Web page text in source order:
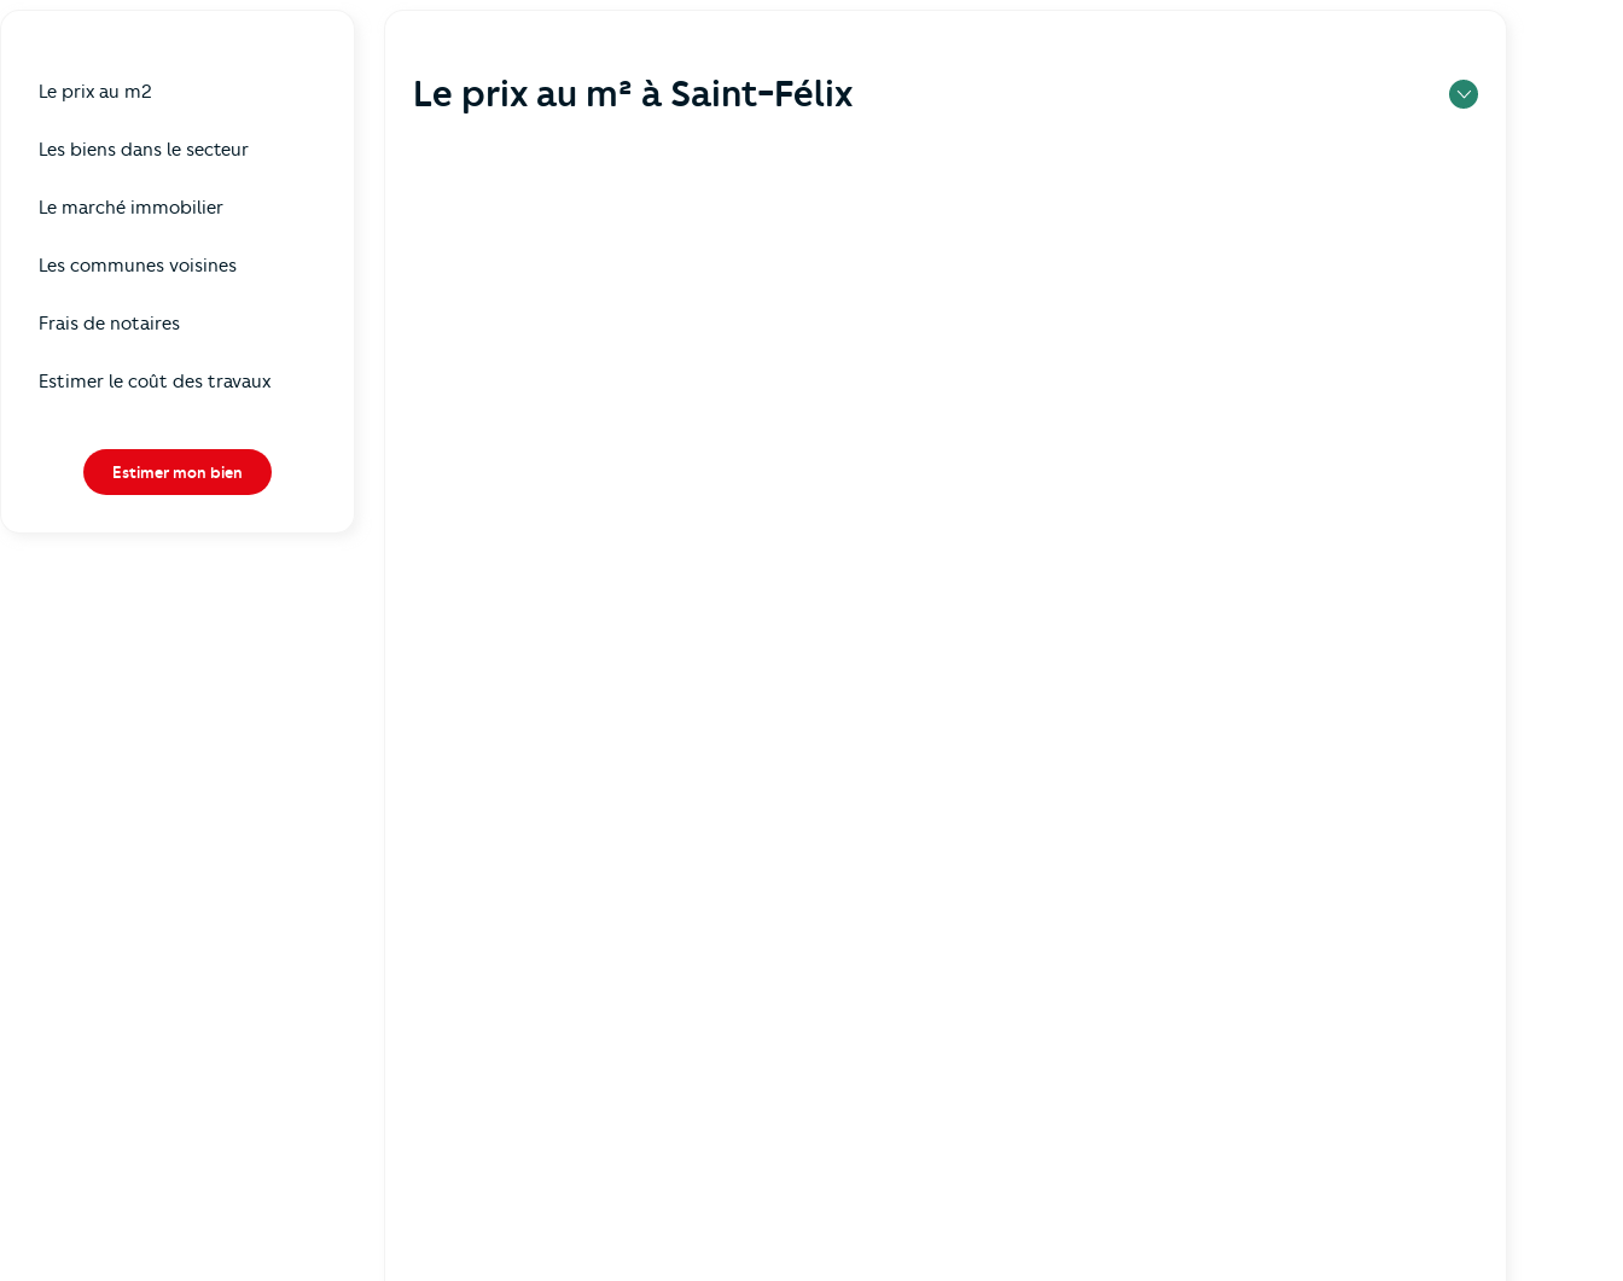
Le prix au m2
Les biens dans le secteur
Le marché immobilier
Les communes voisines
Frais de notaires
Estimer le coût des travaux
Estimer mon bien
Le prix au m² à Saint-Félix